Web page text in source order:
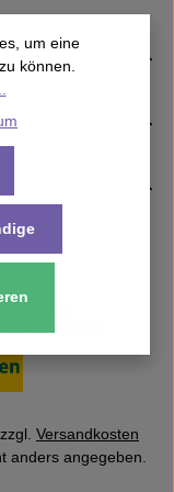
Versandkosten
anders angegeben.
um eine
können.